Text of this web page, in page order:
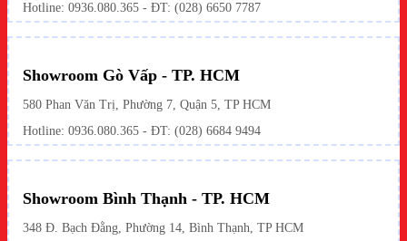
Hotline: 0936.080.365 - ĐT: (028) 6650 7787
Showroom Gò Vấp - TP. HCM
580 Phan Văn Trị, Phường 7, Quận 5, TP HCM
Hotline: 0936.080.365 - ĐT: (028) 6684 9494
Showroom Bình Thạnh - TP. HCM
348 Đ. Bạch Đằng, Phường 14, Bình Thạnh, TP HCM